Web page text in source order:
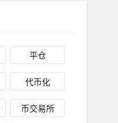
平仓
代币化
币交易所